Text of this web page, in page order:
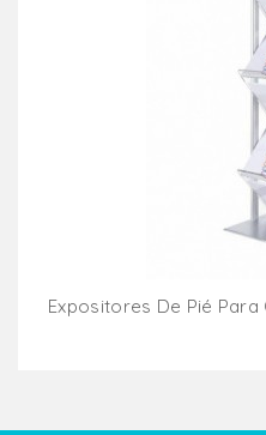
Expositores De Pié